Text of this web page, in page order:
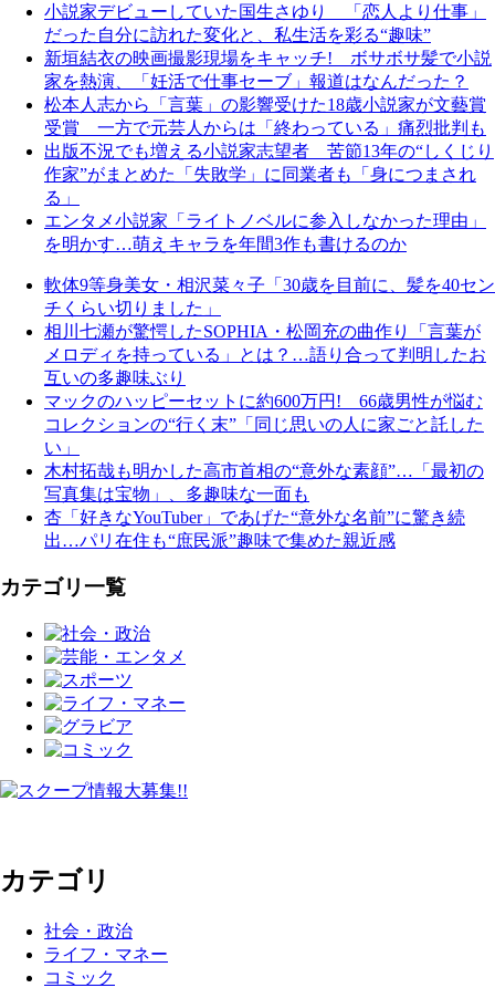
小説家デビューしていた国生さゆり 「恋人より仕事」
だった自分に訪れた変化と、私生活を彩る“趣味”
新垣結衣の映画撮影現場をキャッチ! ボサボサ髪で小説
家を熱演、「妊活で仕事セーブ」報道はなんだった？
松本人志から「言葉」の影響受けた18歳小説家が文藝賞
受賞 一方で元芸人からは「終わっている」痛烈批判も
出版不況でも増える小説家志望者 苦節13年の“しくじり
作家”がまとめた「失敗学」に同業者も「身につまされ
る」
エンタメ小説家「ライトノベルに参入しなかった理由」
を明かす…萌えキャラを年間3作も書けるのか
軟体9等身美女・相沢菜々子「30歳を目前に、髪を40セン
チくらい切りました」
相川七瀬が驚愕したSOPHIA・松岡充の曲作り「言葉が
メロディを持っている」とは？…語り合って判明したお
互いの多趣味ぶり
マックのハッピーセットに約600万円! 66歳男性が悩む
コレクションの“行く末”「同じ思いの人に家ごと託した
い」
木村拓哉も明かした高市首相の“意外な素顔”…「最初の
写真集は宝物」、多趣味な一面も
杏「好きなYouTuber」であげた“意外な名前”に驚き続
出…パリ在住も“庶民派”趣味で集めた親近感
カテゴリ一覧
カテゴリ
社会・政治
ライフ・マネー
コミック